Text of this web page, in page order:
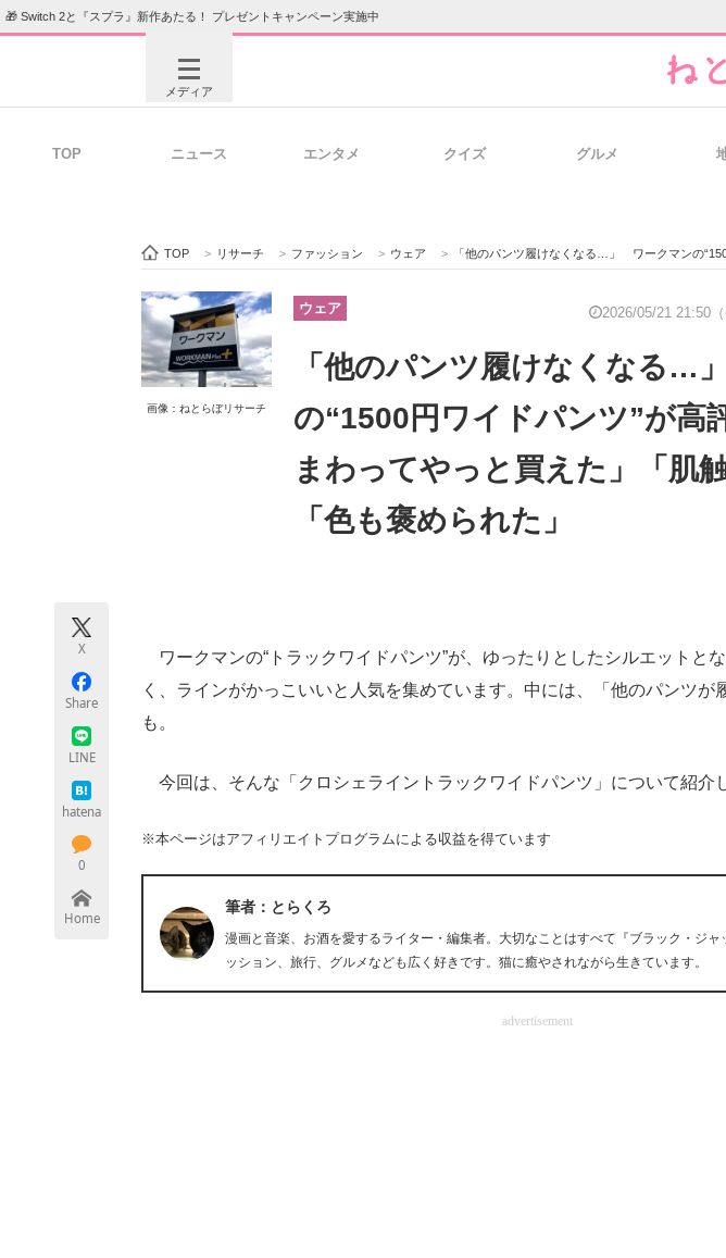
🎁 Switch 2と『スプラ』新作あたる！ プレゼントキャンペーン実施中
メディア
ビジネスと働き方のヒント
IT製品の技
モノづくり技術者専門サイト
TOP ニュース エンタメ クイズ グルメ
TOP > リサーチ > ファッション > ウェア > 「他のパンツ履けなくなる…」 ワークマンの“1500円ワイドパンツ”が高評価 「10店
画像：ねとらぼリサーチ
ウェア 2026/05/21 21:50（
「他のパンツ履けなくなる…
の“1500円ワイドパンツ”が
まわってやっと買えた」「肌
「色も褒められた」
X
Share
LINE
hatena
0
Home
ワークマンの“トラックワイドパンツ”が、ゆったりとしたシルエットと
く、ラインがかっこいいと人気を集めています。中には、「他のパンツが
も。
今回は、そんな「クロシェライントラックワイドパンツ」について紹介
※本ページはアフィリエイトプログラムによる収益を得ています
筆者：とらくろ
漫画と音楽、お酒を愛するライター・編集者。大切なことはすべて『ブラック・ジ
ッション、旅行、グルメなども広く好きです。猫に癒やされながら生きています。
advertisement